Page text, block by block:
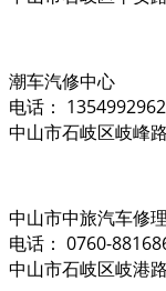
潮车汽修中心
电话：
中山市石岐区岐峰
中山市中旅汽车修
电话： 0760-
中山市石岐区岐港